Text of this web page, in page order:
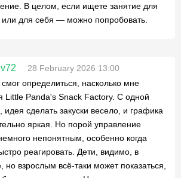
В целом, если ищете занятие для
или для себя — можно попробовать.
28 February 2026 13:00
определиться, насколько мне
Little Panda's Snack Factory. С одной
идея сделать закуски весело, и графика
яркая. Но порой управление
непонятным, особенно когда
реагировать. Дети, видимо, в
но взрослым всё-таки может показаться,